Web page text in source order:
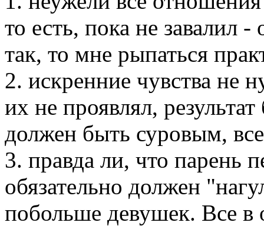
то есть, пока не завалил
так, то мне рыпаться
2. искренние чувства не
их не проявлял,
должен быть суровым,
3. правда ли, что парень
обязательно должен
побольше девушек. Все